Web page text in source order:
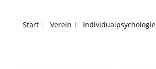
Start Verein Individualpsychologie